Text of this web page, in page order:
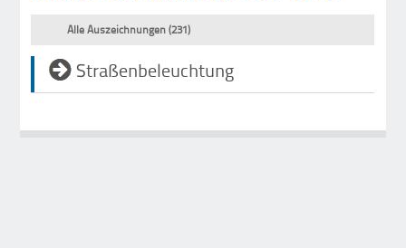
Alle Auszeichnungen (231)
Straßenbeleuchtung